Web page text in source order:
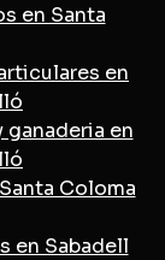
en Santa
en
en
Coloma
en Sabadell